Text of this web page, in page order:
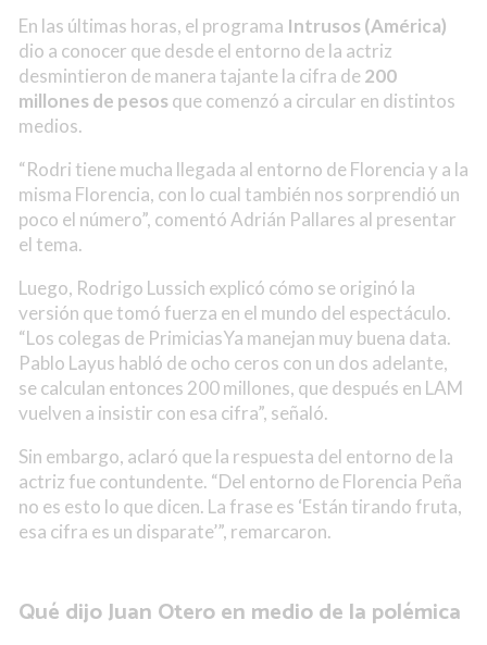
En las últimas horas, el programa Intrusos (América)
dio a conocer que desde el entorno de la actriz
desmintieron de manera tajante la cifra de200
millones de pesosque comenzó a circular en distintos
medios.
“Rodri tiene mucha llegada al entorno de Florencia y a la
misma Florencia, con lo cual también nos sorprendió un
poco el número”, comentó Adrián Pallares al presentar
el tema.
Luego, Rodrigo Lussich explicó cómo se originó la
versión que tomó fuerza en el mundo del espectáculo.
“Los colegas de PrimiciasYa manejan muy buena data.
Pablo Layus habló de ocho ceros con un dos adelante,
se calculan entonces 200 millones, que después en LAM
vuelven a insistir con esa cifra”, señaló.
Sin embargo, aclaró que la respuesta del entorno de la
actriz fue contundente. “Del entorno de Florencia Peña
no es esto lo que dicen. La frase es ‘Están tirando fruta,
esa cifra es un disparate’”, remarcaron.
Qué dijo Juan Otero en medio de la polémica